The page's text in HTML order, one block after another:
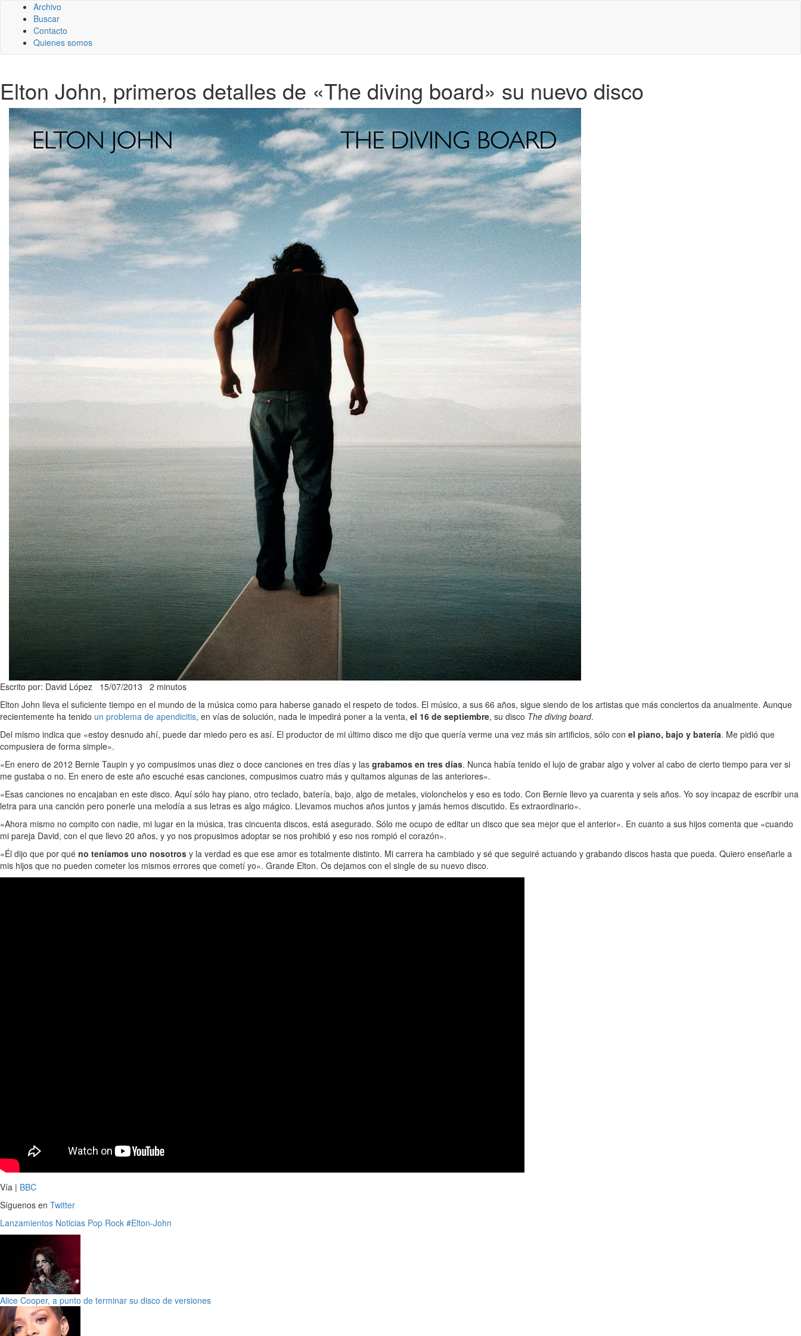
Archivo
Buscar
Contacto
Quienes somos
Elton John, primeros detalles de «The diving board» su nuevo disco
Escrito por: David López 15/07/2013 2 minutos
Elton John lleva el suficiente tiempo en el mundo de la música como para haberse ganado el respeto de todos. El músico, a sus 66 años, sigue siendo de los artistas que más conciertos da anualmente. Aunque
recientemente ha tenido un problema de apendicitis, en vías de solución, nada le impedirá poner a la venta, el 16 de septiembre, su disco The diving board.
Del mismo indica que «estoy desnudo ahí, puede dar miedo pero es así. El productor de mi último disco me dijo que quería verme una vez más sin artificios, sólo con el piano, bajo y batería. Me pidió que
compusiera de forma simple».
«En enero de 2012 Bernie Taupin y yo compusimos unas diez o doce canciones en tres días y las grabamos en tres días. Nunca había tenido el lujo de grabar algo y volver al cabo de cierto tiempo para ver si
me gustaba o no. En enero de este año escuché esas canciones, compusimos cuatro más y quitamos algunas de las anteriores».
«Esas canciones no encajaban en este disco. Aquí sólo hay piano, otro teclado, batería, bajo, algo de metales, violonchelos y eso es todo. Con Bernie llevo ya cuarenta y seis años. Yo soy incapaz de escribir una
letra para una canción pero ponerle una melodía a sus letras es algo mágico. Llevamos muchos años juntos y jamás hemos discutido. Es extraordinario».
«Ahora mismo no compito con nadie, mi lugar en la música, tras cincuenta discos, está asegurado. Sólo me ocupo de editar un disco que sea mejor que el anterior». En cuanto a sus hijos comenta que «cuando
mi pareja David, con el que llevo 20 años, y yo nos propusimos adoptar se nos prohibió y eso nos rompió el corazón».
«Él dijo que por qué no teníamos uno nosotros y la verdad es que ese amor es totalmente distinto. Mi carrera ha cambiado y sé que seguiré actuando y grabando discos hasta que pueda. Quiero enseñarle a
mis hijos que no pueden cometer los mismos errores que cometí yo». Grande Elton. Os dejamos con el single de su nuevo disco.
Vía | BBC
Síguenos en Twitter
Lanzamientos Noticias Pop Rock #Elton-John
Alice Cooper, a punto de terminar su disco de versiones